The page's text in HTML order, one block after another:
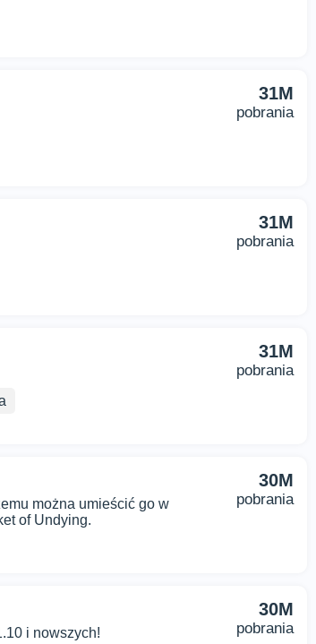
31M
pobrania
31M
pobrania
31M
pobrania
można umieścić go w
of Undying.
30M
pobrania
i nowszych!
30M
pobrania